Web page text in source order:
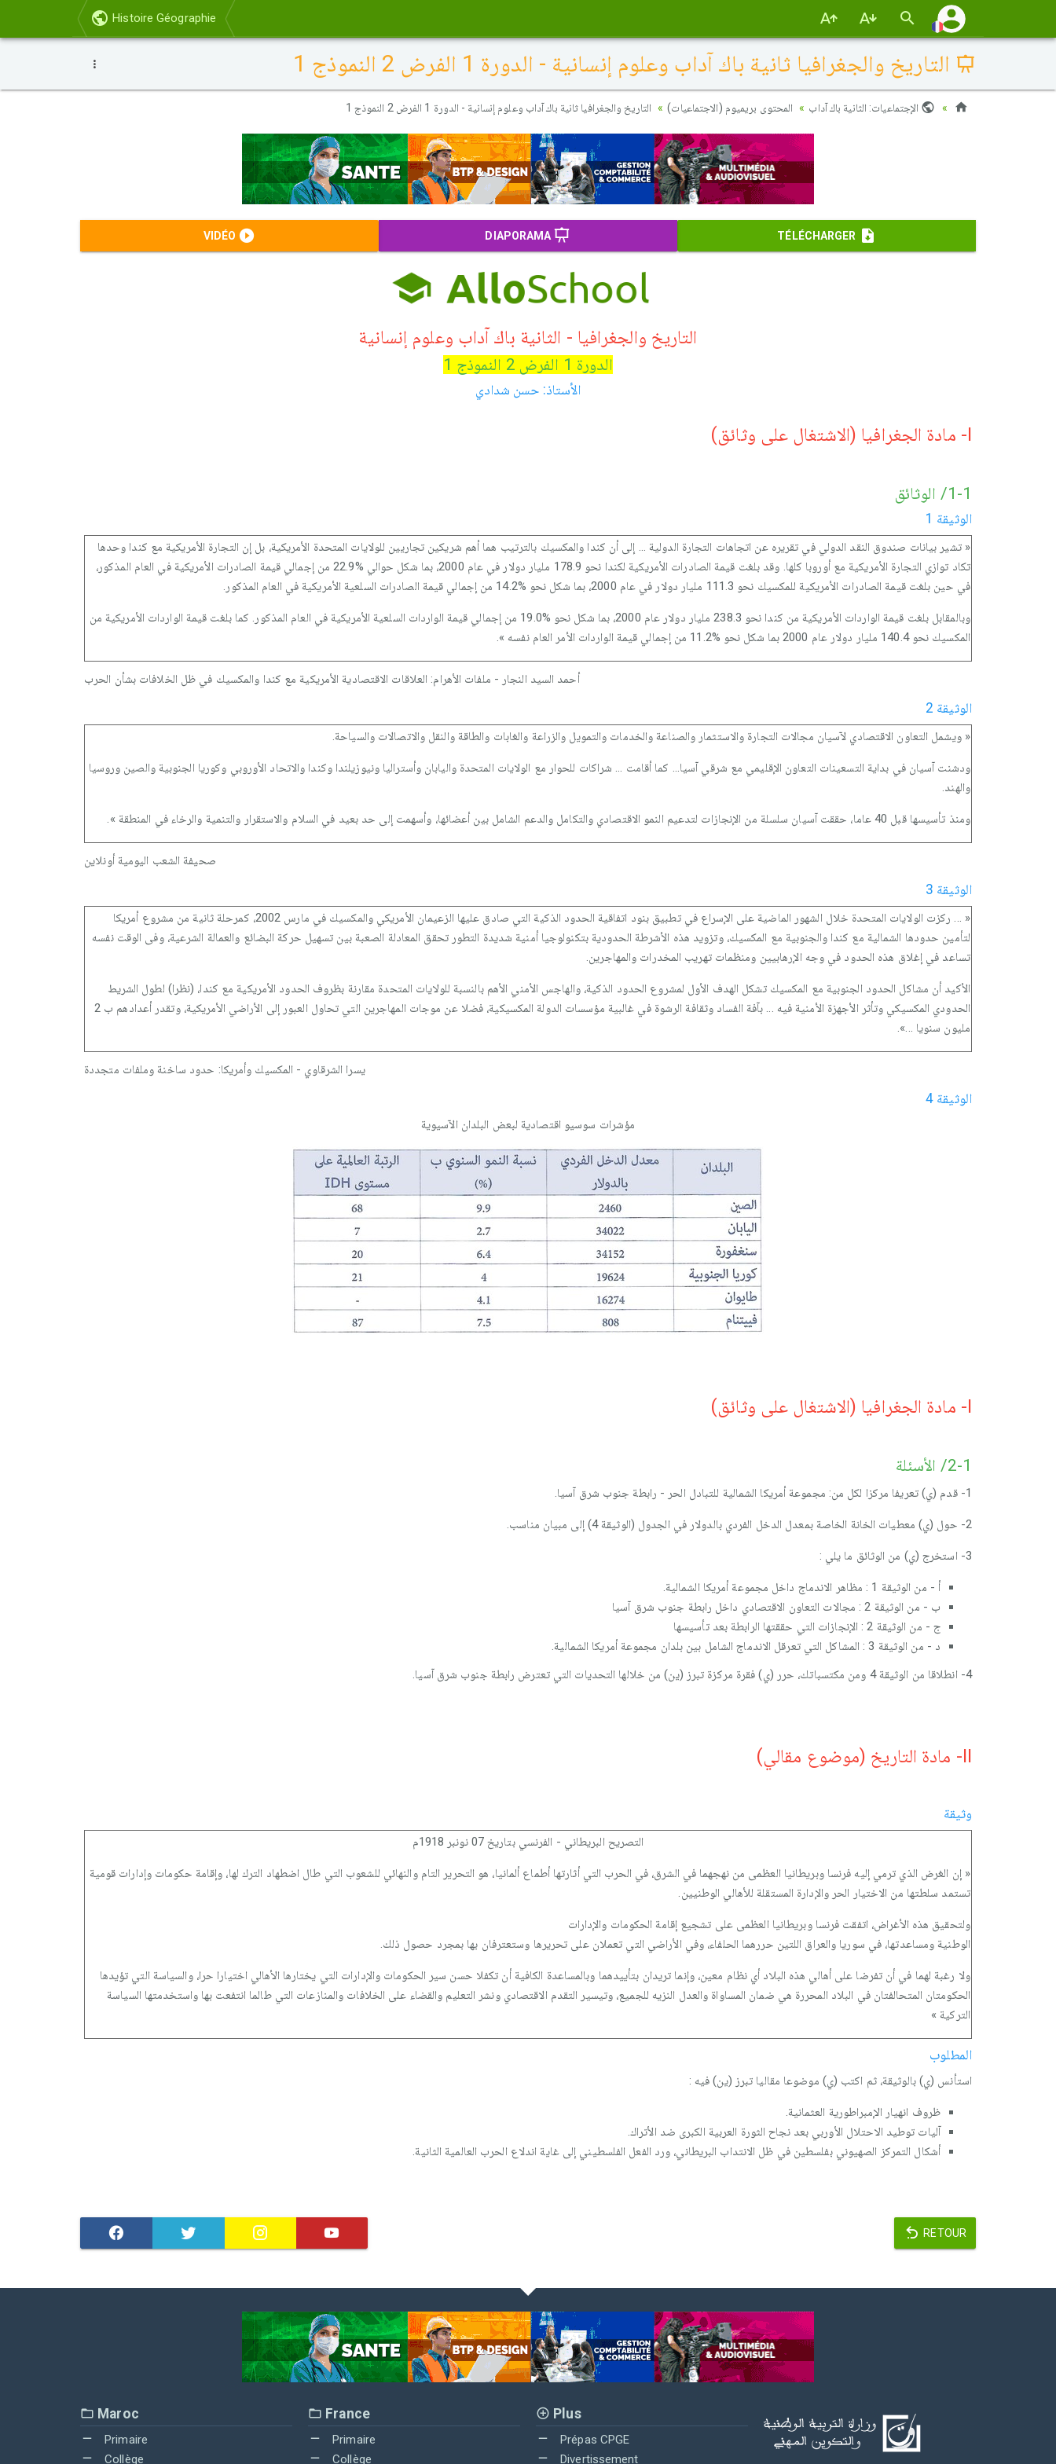
Histoire Géographie
التاريخ والجغرافيا ثانية باك آداب وعلوم إنسانية - الدورة 1 الفرض 2 النموذج 1
الإجتماعيات: الثانية باك آداب المحتوى بريميوم (الاجتماعيات) التاريخ والجغرافيا ثانية باك آداب وعلوم إنسانية - الدورة 1 الفرض 2 النموذج 1
TÉLÉCHARGER
DIAPORAMA
VIDÉO
التاريخ والجغرافيا - الثانية باك آداب وعلوم إنسانية
الدورة 1 الفرض 2 النموذج 1
الأستاذ: حسن شدادي
I- مادة الجغرافيا (الاشتغال على وثائق)
1-1/ الوثائق
الوثيقة 1
« تشير بيانات صندوق النقد الدولي في تقريره عن اتجاهات التجارة الدولية ... إلى أن كندا والمكسيك بالترتيب هما أهم شريكين تجاريين للولايات المتحدة الأمريكية، بل إن التجارة الأمريكية مع كندا وحدها
تكاد توازي التجارة الأمريكية مع أوروبا كلها. وقد بلغت قيمة الصادرات الأمريكية لكندا نحو 178.9 مليار دولار في عام 2000، بما شكل حوالي %22.9 من إجمالي قيمة الصادرات الأمريكية في العام المذكور،
في حين بلغت قيمة الصادرات الأمريكية للمكسيك نحو 111.3 مليار دولار في عام 2000، بما شكل نحو %14.2 من إجمالي قيمة الصادرات السلعية الأمريكية في العام المذكور.
وبالمقابل بلغت قيمة الواردات الأمريكية من كندا نحو 238.3 مليار دولار عام 2000، بما شكل نحو %19.0 من إجمالي قيمة الواردات السلعية الأمريكية في العام المذكور. كما بلغت قيمة الواردات الأمريكية من
المكسيك نحو 140.4 مليار دولار عام 2000 بما شكل نحو %11.2 من إجمالي قيمة الواردات الأمر العام نفسه ».
أحمد السيد النجار - ملفات الأهرام: العلاقات الاقتصادية الأمريكية مع كندا والمكسيك في ظل الخلافات بشأن الحرب
الوثيقة 2
« ويشمل التعاون الاقتصادي لآسيان مجالات التجارة والاستثمار والصناعة والخدمات والتمويل والزراعة والغابات والطاقة والنقل والاتصالات والسياحة.
ودشنت آسيان في بداية التسعينات التعاون الإقليمي مع شرقي آسيا... كما أقامت ... شراكات للحوار مع الولايات المتحدة واليابان وأستراليا ونيوزيلندا وكندا والاتحاد الأوروبي وكوريا الجنوبية والصين وروسيا
والهند.
ومنذ تأسيسها قبل 40 عاما، حققت آسيان سلسلة من الإنجازات لتدعيم النمو الاقتصادي والتكامل والدعم الشامل بين أعضائها، وأسهمت إلى حد بعيد في السلام والاستقرار والتنمية والرخاء في المنطقة ».
صحيفة الشعب اليومية أونلاين
الوثيقة 3
« ... ركزت الولايات المتحدة خلال الشهور الماضية على الإسراع في تطبيق بنود اتفاقية الحدود الذكية التي صادق عليها الزعيمان الأمريكي والمكسيك في مارس 2002، كمرحلة ثانية من مشروع أمريكا
لتأمين حدودها الشمالية مع كندا والجنوبية مع المكسيك، وتزويد هذه الأشرطة الحدودية بتكنولوجيا أمنية شديدة التطور تحقق المعادلة الصعبة بين تسهيل حركة البضائع والعمالة الشرعية، وفى الوقت نفسه
تساعد في إغلاق هذه الحدود في وجه الإرهابيين ومنظمات تهريب المخدرات والمهاجرين.
الأكيد أن مشاكل الحدود الجنوبية مع المكسيك تشكل الهدف الأول لمشروع الحدود الذكية، والهاجس الأمني الأهم بالنسبة للولايات المتحدة مقارنة بظروف الحدود الأمريكية مع كندا، (نظرا) لطول الشريط
‎الحدودي المكسيكي وتأثر الأجهزة الأمنية فيه ... بآفة الفساد وثقافة الرشوة في غالبية مؤسسات الدولة المكسيكية، فضلا عن موجات المهاجرين التي تحاول العبور إلى الأراضي الأمريكية، وتقدر أعدادهم ب 2
مليون سنويا ...».
يسرا الشرقاوي - المكسيك وأمريكا: حدود ساخنة وملفات متجددة
الوثيقة 4
مؤشرات سوسيو اقتصادية لبعض البلدان الآسيوية
I- مادة الجغرافيا (الاشتغال على وثائق)
2-1/ الأسئلة
2- حول (ي) معطيات الخانة الخاصة بمعدل الدخل الفردي بالدولار في الجدول (الوثيقة 4) إلى مبيان مناسب.
3- استخرج (ي) من الوثائق ما يلي :
‏أ - من الوثيقة 1 : مظاهر الاندماج داخل مجموعة أمريكا الشمالية.
‏ب - من الوثيقة 2 : مجالات التعاون الاقتصادي داخل رابطة جنوب شرق آسيا
‏ج - من الوثيقة 2 : الإنجازات التي حققتها الرابطة بعد تأسيسها
د - من الوثيقة 3 : المشاكل التي تعرقل الاندماج الشامل بين بلدان مجموعة أمريكا الشمالية.
II- مادة التاريخ (موضوع مقالي)
وثيقة
التصريح البريطاني - الفرنسي بتاريخ 07 نونبر 1918م
« إن الغرض الذي ترمي إليه فرنسا وبريطانيا العظمى من نهجهما في الشرق، في الحرب التي أثارتها أطماع ألمانيا، هو التحرير التام والنهائي للشعوب التي طال اضطهاد الترك لها، وإقامة حكومات وإدارات قومية
تستمد سلطتها من الاختيار الحر والإدارة المستقلة للأهالي الوطنيين.
ولتحقيق هذه الأغراض، اتفقت فرنسا وبريطانيا العظمى على تشجيع إقامة الحكومات والإدارات
الوطنية ومساعدتها، في سوريا والعراق اللتين حررهما الحلفاء، وفي الأراضي التي تعملان على تحريرها وستعترفان بها بمجرد حصول ذلك.
ولا رغبة لهما في أن تفرضا على أهالي هذه البلاد أي نظام معين، وإنما تريدان بتأييدهما وبالمساعدة الكافية أن تكفلا حسن سير الحكومات والإدارات التي يختارها الأهالي اختيارا حرا، والسياسة التي تؤيدها
الحكومتان المتحالفتان في البلاد المحررة هي ضمان المساواة والعدل النزيه للجميع، وتيسير التقدم الاقتصادي ونشر التعليم والقضاء على الخلافات والمنازعات التي طالما انتفعت بها واستخدمتها السياسة
التركية »
المطلوب
استأنس (ي) بالوثيقة، ثم اكتب (ي) موضوعا مقاليا تبرز (ين) فيه :
ظروف انهيار الإمبراطورية العثمانية.
آليات توطيد الاحتلال الأوربي بعد نجاح الثورة العربية الكبرى ضد الأتراك.
أشكال التمركز الصهيوني بفلسطين في ظل الانتداب البريطاني، ورد الفعل الفلسطيني إلى غاية اندلاع الحرب العالمية الثانية.
RETOUR
Maroc
Primaire
Collège
France
Primaire
Collège
Plus
Prépas CPGE
Divertissement